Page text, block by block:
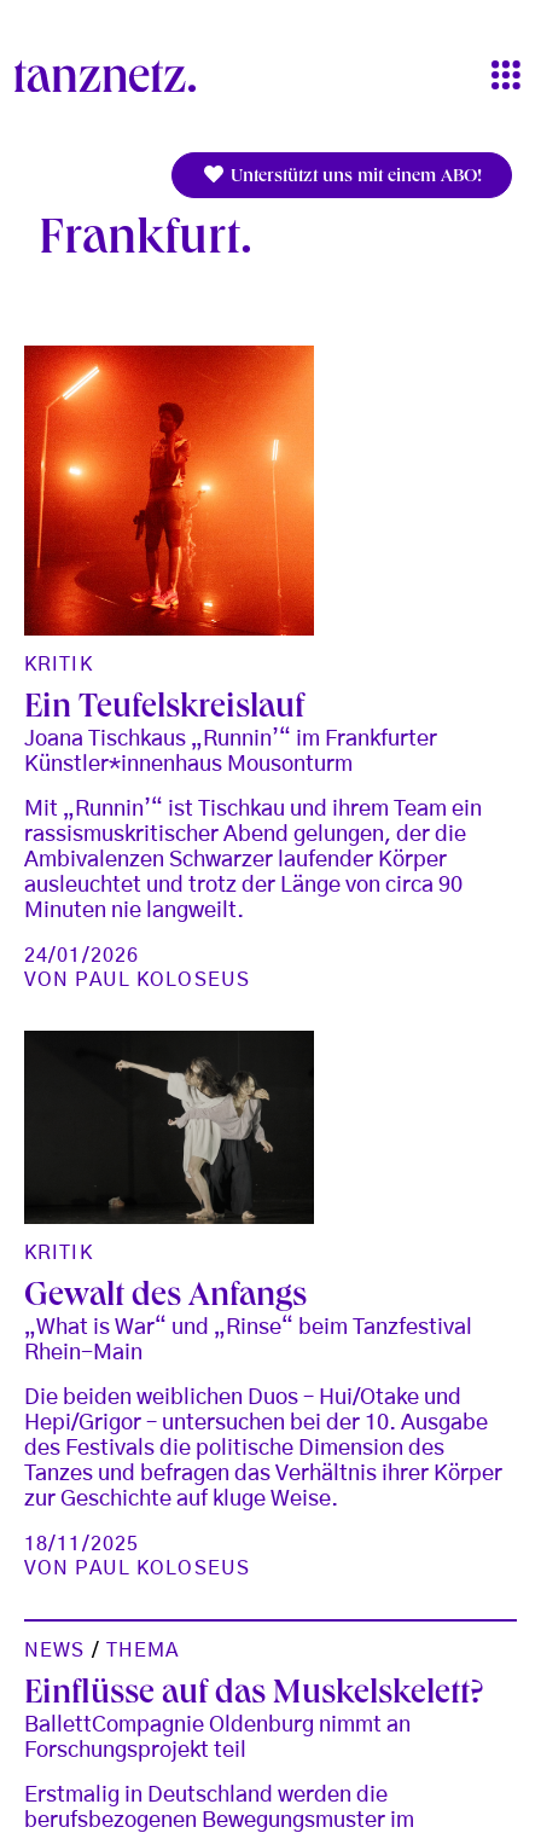
Unterstützt uns mit einem ABO!
Frankfurt
KRITIK
Ein Teufelskreislauf
Joana Tischkaus „Runnin’“ im Frankfurter
Künstler*innenhaus Mousonturm
Mit „Runnin’“ ist Tischkau und ihrem Team ein
rassismuskritischer Abend gelungen, der die
Ambivalenzen Schwarzer laufender Körper
ausleuchtet und trotz der Länge von circa 90
Minuten nie langweilt.
24/01/2026
VON
PAUL KOLOSEUS
KRITIK
Gewalt des Anfangs
„What is War“ und „Rinse“ beim Tanzfestival
Rhein-Main
Die beiden weiblichen Duos – Hui/Otake und
Hepi/Grigor – untersuchen bei der 10. Ausgabe
des Festivals die politische Dimension des
Tanzes und befragen das Verhältnis ihrer Körper
zur Geschichte auf kluge Weise.
18/11/2025
VON
PAUL KOLOSEUS
NEWS / THEMA
Einflüsse auf das Muskelskelett?
BallettCompagnie Oldenburg nimmt an
Forschungsprojekt teil
Erstmalig in Deutschland werden die
berufsbezogenen Bewegungsmuster im